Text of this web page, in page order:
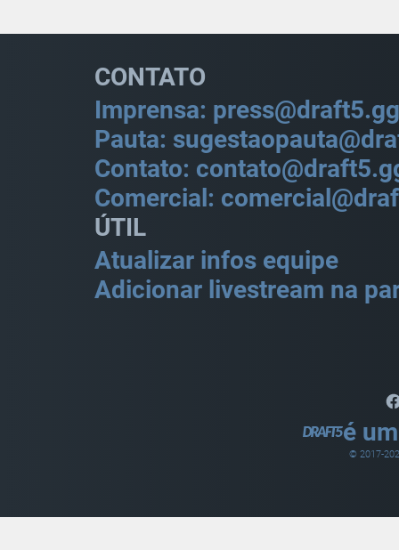
CONTATO
Imprensa: press@draft5.gg
Pauta:
Contato:
Comercial:
ÚTIL
Atualizar infos equipe
Adicionar livestream na
é
© 2017-